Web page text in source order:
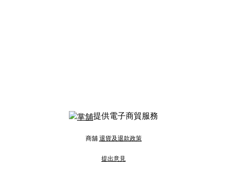
提供電子商貿服務
商舖 退貨及退款政策
提出意見